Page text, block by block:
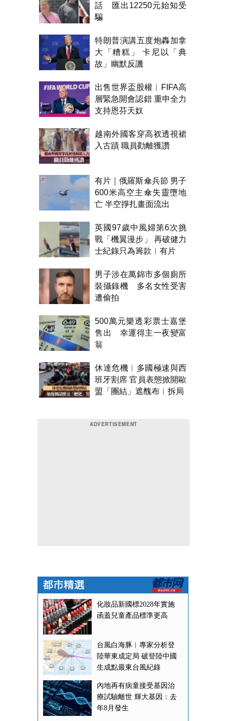
話 匯出12250元始知受
騙
特朗普演講五度炮轟加拿
大「糟糕」 卡尼以「典
故」幽默反譏
出售世界盃股權︱FIFA高
層緊急開會認錯 重申全力
支持恩芬天奴
越南外國客穿高衩透視裙
入古蹟 職員勸離獲讚
有片｜俄羅斯傘兵節 男子
600米高空主傘失靈墮地
亡 半空掙扎畫面流出
英國97歲中風婦第6次挑
戰「機翼漫步」 再破健力
士紀錄只為籌款︱有片
男子涉在萬錦市多個廁所
裝攝錄機 多名女性受害
遭偷拍
500萬元樂透彩票士嘉堡
售出 幸運得主一夜變富
翁
休達危機︱多國極速與西
班牙割席 官員表態掀開歐
盟「團結」遮醜布︱拆局